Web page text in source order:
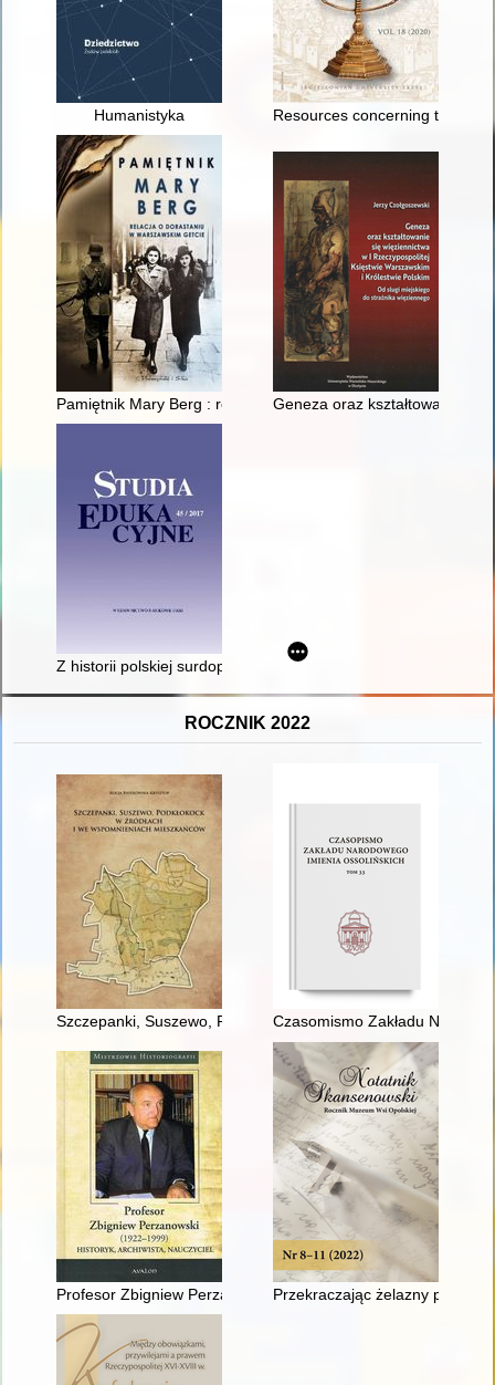
Humanistyka Resources concerning the
Pamiętnik Mary Berg : relacja o dorastaniu w warszawskim
Geneza oraz kształtowanie
Z historii polskiej surdopedagogiki - trudne początki
ROCZNIK 2022
Szczepanki, Suszewo, Podkłokock w źródłach i we
Czasomismo Zakładu
Profesor Zbigniew Perzanowski - badacz, nauczyciel, człowiek
Przekraczając żelazny próg :